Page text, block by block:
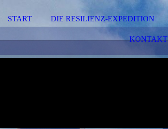
START DIE RESILIENZ-EXPEDITION
KONTAKT